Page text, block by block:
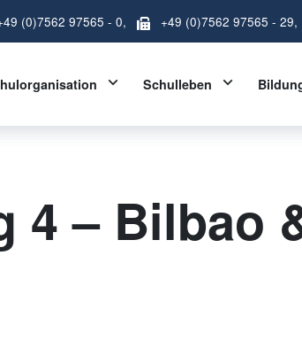
(0)7562 97565 - 0, +49 (0)7562 97565 - 29,
Toggle Dropdown
Schulleben Toggle
4 – Bilbao